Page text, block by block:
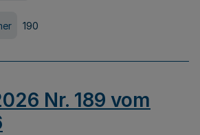
190
Nr. 189 vom